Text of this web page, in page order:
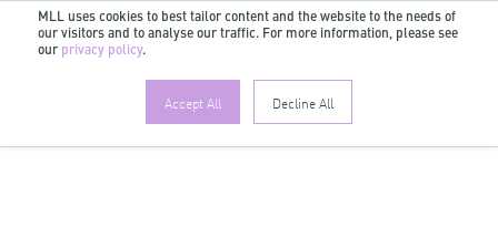
MLL uses cookies to best tailor content and the website to the needs of
our visitors and to analyse our traffic. For more information, please see
our privacy policy.
Accept All Decline All
DE